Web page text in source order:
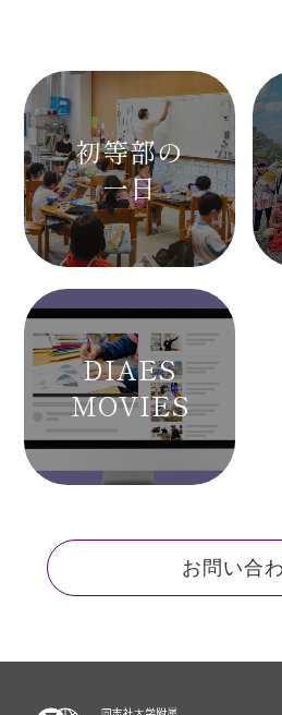
初等部の
一日
DIAES
MOVIES
お問い合